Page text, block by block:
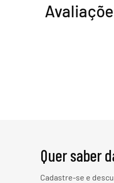
Quer saber
Cadastre-se e